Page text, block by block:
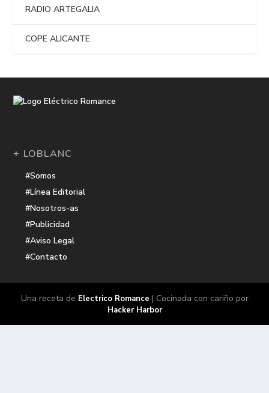
RADIO ARTEGALIA
COPE ALICANTE
+ LOBLANC
#Somos
#Línea Editorial
#Nosotros-as
#Publicidad
#Aviso Legal
#Contacto
Una receta de Electrico Romance | Cocinada con cariño por
Hacker Harbor